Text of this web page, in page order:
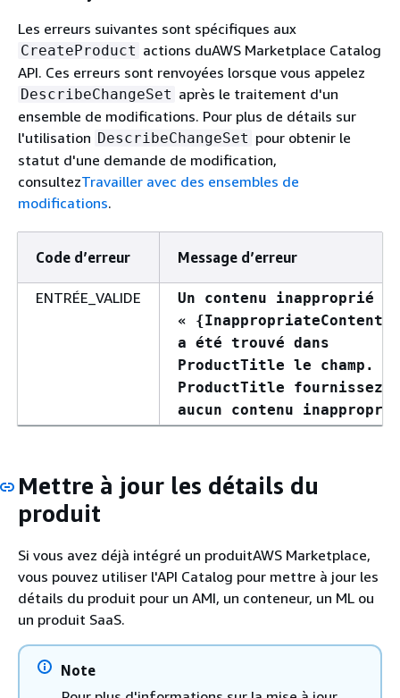
Les erreurs suivantes sont spécifiques aux
CreateProduct actions duAWS Marketplace Catalog
API. Ces erreurs sont renvoyées lorsque vous appelez
DescribeChangeSet après le traitement d'un
ensemble de modifications. Pour plus de détails sur
l'utilisation DescribeChangeSet pour obtenir le
statut d'une demande de modification,
consultezTravailler avec des ensembles de
modifications.
Code d’erreur Message d’erreur
ENTRÉE_VALIDE
Un contenu inapproprié
« {InappropriateContent}
a été trouvé dans
ProductTitle le champ. Ne
ProductTitle fournissez
aucun contenu
Mettre à jour les détails du
produit
Si vous avez déjà intégré un produitAWS Marketplace,
vous pouvez utiliser l'API Catalog pour mettre à jour les
détails du produit pour un AMI, un conteneur, un ML ou
un produit SaaS.
Note